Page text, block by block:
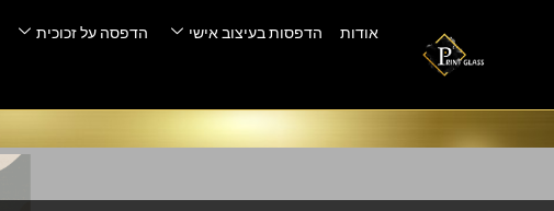
אודות הדפסות בעיצוב אישי הדפסה על זכוכית